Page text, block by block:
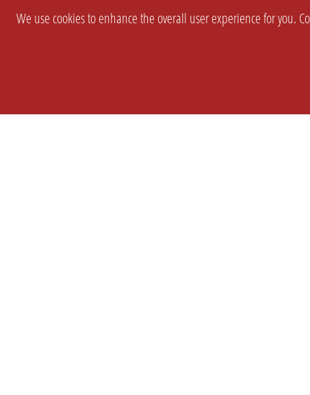
We use cookies to enhance the overall user experience for you.